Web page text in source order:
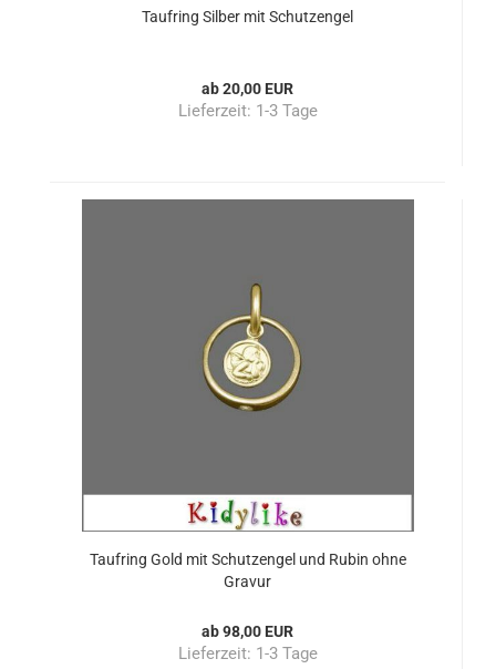
Taufring Silber mit Schutzengel
ab 20,00 EUR
Lieferzeit: 1-3 Tage
Taufring Gold mit Schutzengel und Rubin ohne
Gravur
ab 98,00 EUR
Lieferzeit: 1-3 Tage